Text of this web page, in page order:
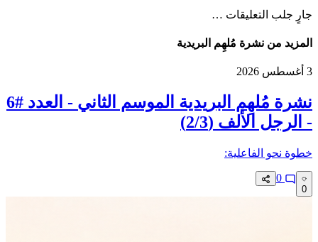
جارٍ جلب التعليقات …
المزيد من نشرة مُلهِم البريدية
3 أغسطس 2026
نشرة مُلهِم البريدية الموسم الثاني - العدد #6
- الرجل الألف (2/3)
خطوة نحو الفاعلية:‏
0